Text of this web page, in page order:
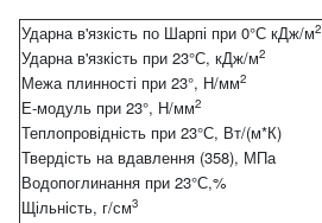
Ударна в'язкість по Шарпі при 0°С кДж/м2
Ударна в'язкість при 23°С, кДж/м2
Межа плинності при 23°, Н/мм2
Е-модуль при 23°, Н/мм2
Теплопровідність при 23°С, Вт/(м*К)
Твердість на вдавлення (358), МПа
Водопоглинання при 23°С,%
Щільність, г/см3